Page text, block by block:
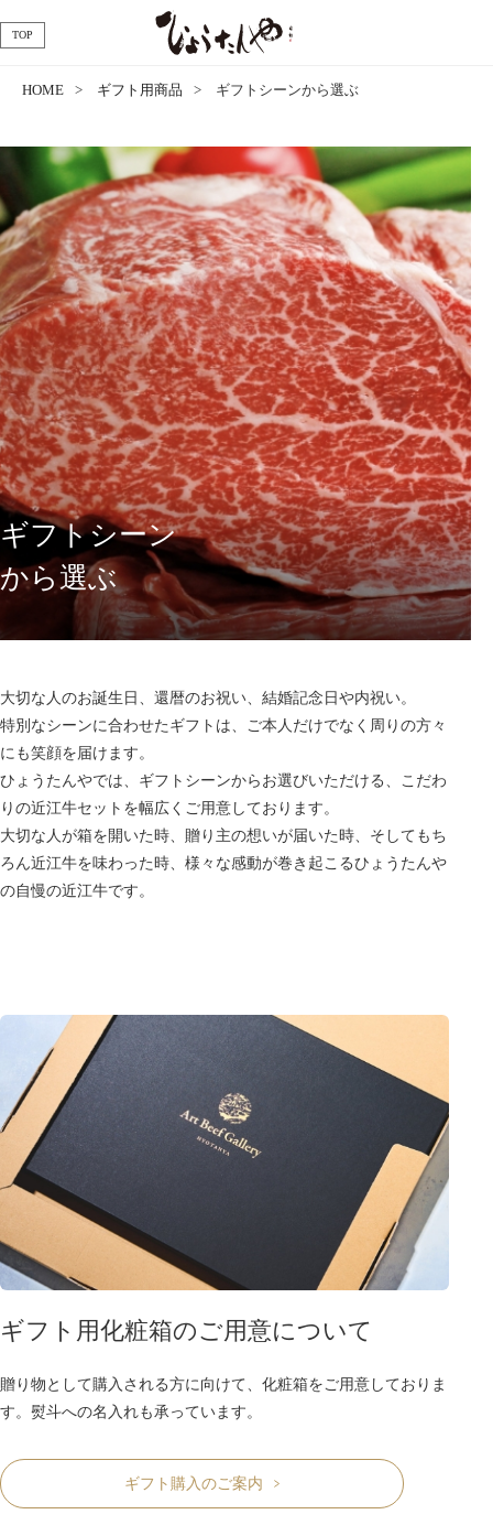
TOP
HOME ギフト用商品 ギフトシーンから選ぶ
ギフトシーン
から選ぶ
大切な人のお誕生日、還暦のお祝い、結婚記念日や内祝い。
特別なシーンに合わせたギフトは、ご本人だけでなく周りの方々
にも笑顔を届けます。
ひょうたんやでは、ギフトシーンからお選びいただける、こだわ
りの近江牛セットを幅広くご用意しております。
大切な人が箱を開いた時、贈り主の想いが届いた時、そしてもち
ろん近江牛を味わった時、様々な感動が巻き起こるひょうたんや
の自慢の近江牛です。
ギフト用化粧箱のご用意について
贈り物として購入される方に向けて、化粧箱をご用意しておりま
す。熨斗への名入れも承っています。
ギフト購入のご案内